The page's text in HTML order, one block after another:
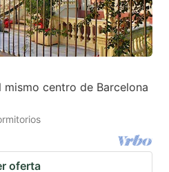
centro de Barcelona
oferta